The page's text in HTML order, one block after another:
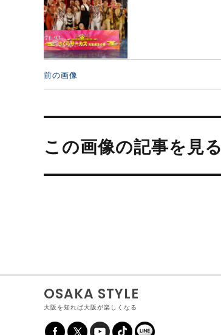
前の画像
投
ナ
ビ
ー
この画像の記事を見る
OSAKA STYLE
大阪を知れば大阪が楽しくなる